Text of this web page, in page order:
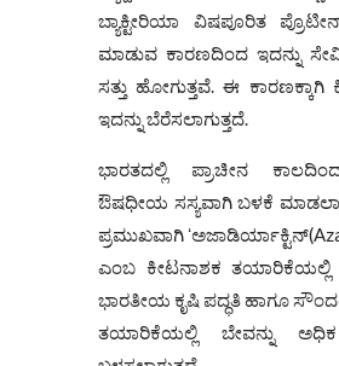
ಬ್ಯಾಕ್ಟೀರಿಯಾ ವಿಷಪೂರಿತ
ಮಾಡುವ ಕಾರಣದಿಂದ ಇದನ್ನು
ಸತ್ತು ಹೋಗುತ್ತವೆ. ಈ ಕಾರಣಕ್ಕಾಗಿ
ಇದನ್ನು ಬೆರೆಸಲಾಗುತ್ತದೆ.
ಭಾರತದಲ್ಲಿ ಪ್ರಾಚೀನ
ಔಷಧೀಯ ಸಸ್ಯವಾಗಿ ಬಳಕೆ
ಪ್ರಮುಖವಾಗಿ
ಎಂಬ ಕೀಟನಾಶಕ ತಯಾರಿಕೆಯಲ್ಲಿ
ಭಾರತೀಯ ಕೃಷಿ ಪದ್ಧತಿ ಹಾಗೂ
ತಯಾರಿಕೆಯಲ್ಲಿ ಬೇವನ್ನು